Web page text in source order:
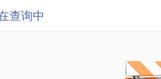
查询中